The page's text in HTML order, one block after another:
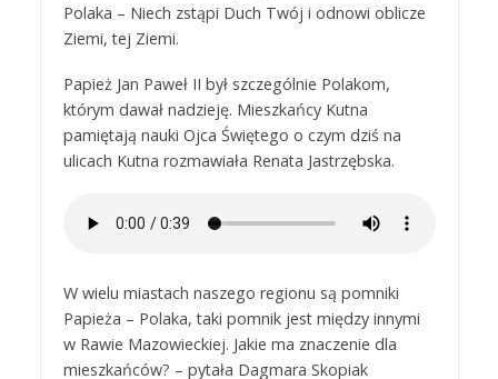
Polaka – Niech zstąpi Duch Twój i odnowi oblicze
Ziemi, tej Ziemi.
Papież Jan Paweł II był szczególnie Polakom,
którym dawał nadzieję. Mieszkańcy Kutna
pamiętają nauki Ojca Świętego o czym dziś na
ulicach Kutna rozmawiała Renata Jastrzębska.
W wielu miastach naszego regionu są pomniki
Papieża – Polaka, taki pomnik jest między innymi
w Rawie Mazowieckiej. Jakie ma znaczenie dla
mieszkańców? – pytała Dagmara Skopiak